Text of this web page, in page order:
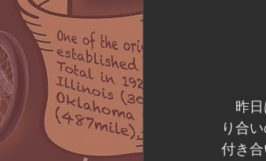
昨日
り合
付き